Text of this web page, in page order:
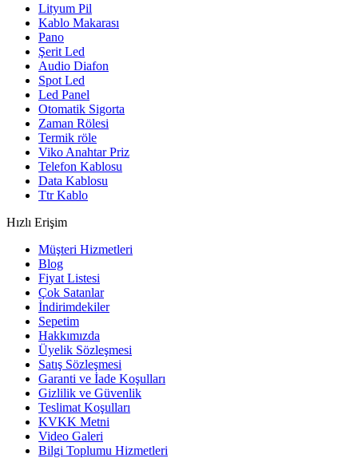
Lityum Pil
Kablo Makarası
Pano
Şerit Led
Audio Diafon
Spot Led
Led Panel
Otomatik Sigorta
Zaman Rölesi
Termik röle
Viko Anahtar Priz
Telefon Kablosu
Data Kablosu
Ttr Kablo
Hızlı Erişim
Müşteri Hizmetleri
Blog
Fiyat Listesi
Çok Satanlar
İndirimdekiler
Sepetim
Hakkımızda
Üyelik Sözleşmesi
Satış Sözleşmesi
Garanti ve İade Koşulları
Gizlilik ve Güvenlik
Teslimat Koşulları
KVKK Metni
Video Galeri
Bilgi Toplumu Hizmetleri